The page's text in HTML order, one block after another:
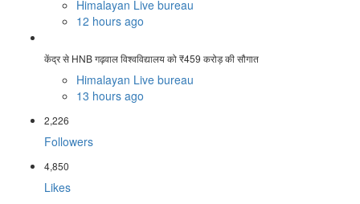
Himalayan Live bureau
12 hours ago
केंद्र से HNB गढ़वाल विश्वविद्यालय को ₹459 करोड़ की सौगात
Himalayan Live bureau
13 hours ago
2,226
Followers
4,850
Likes